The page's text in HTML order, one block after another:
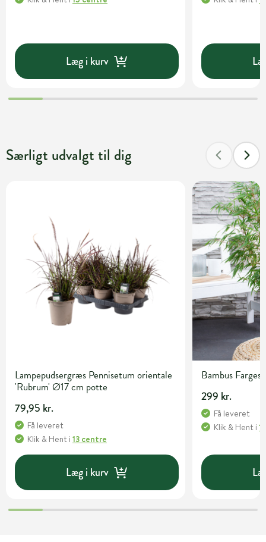
Læg i kurv
Særligt udvalgt til dig
Lampepudsergræs Pennisetum orientale
'Rubrum' Ø17 cm potte
79,95 kr.
Få leveret
Klik & Hent i 13 centre
Læg i kurv
Bambus
299 kr.
Få leveret
Klik & Hent i